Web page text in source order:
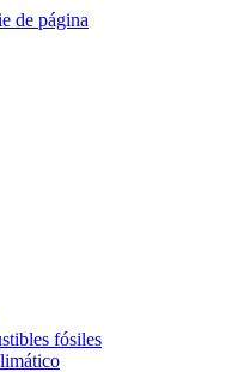
de página
fósiles